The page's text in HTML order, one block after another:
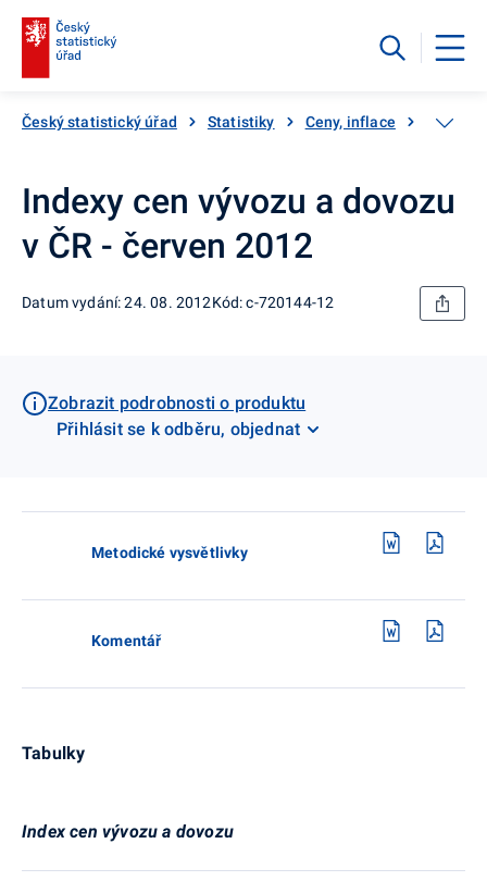
Český statistický úřad Statistiky Ceny, inflace Ceny
Indexy cen vývozu a dovozu
v ČR - červen 2012
Datum vydání: 24. 08. 2012Kód: c-720144-12
Zobrazit podrobnosti o produktu
Přihlásit se k odběru, objednat
Metodické vysvětlivky
Komentář
Tabulky
Index cen vývozu a dovozu